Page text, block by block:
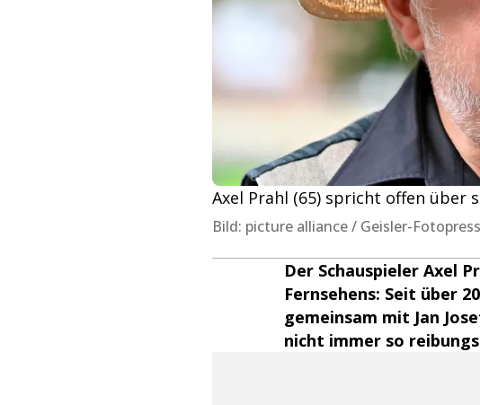
Axel Prahl (65) spricht offen über
Bild: picture alliance / Geisler-Fotopress
Der Schauspieler Axel
Fernsehens: Seit über
gemeinsam mit Jan
nicht immer so